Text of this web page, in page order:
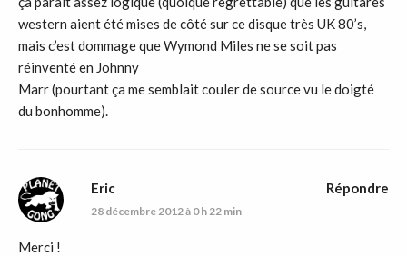
western aient été mises de côté sur ce disque très UK 80’s,
mais c’est dommage que Wymond Miles ne se soit pas
réinventé en Johnny
Marr (pourtant ça me semblait couler de source vu le doigté
du bonhomme).
Eric
28 décembre 2012 à 0 h 22 min
Merci !
Répondre